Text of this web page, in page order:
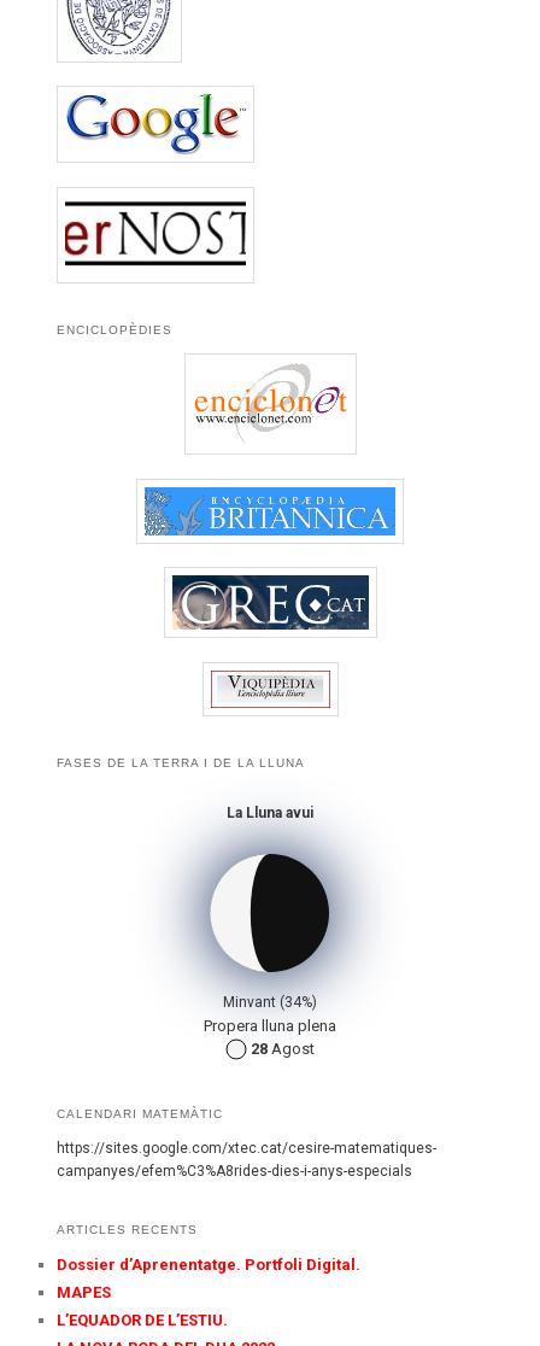
ENCICLOPÈDIES
FASES DE LA TERRA I DE LA LLUNA
La Lluna avui
Minvant (34%)
Propera lluna plena
28 Agost
CALENDARI MATEMÀTIC
https://sites.google.com/xtec.cat/cesire-matematiques-
campanyes/efem%C3%A8rides-dies-i-anys-especials
ARTICLES RECENTS
Dossier d’Aprenentatge. Portfoli Digital.
MAPES
L’EQUADOR DE L’ESTIU.